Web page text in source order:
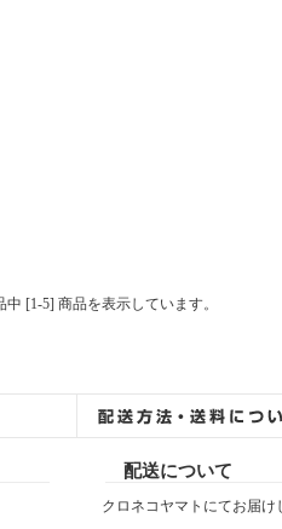
中 [1-5] 商品を表示しています。
配送について
クロネコヤマトにてお届け